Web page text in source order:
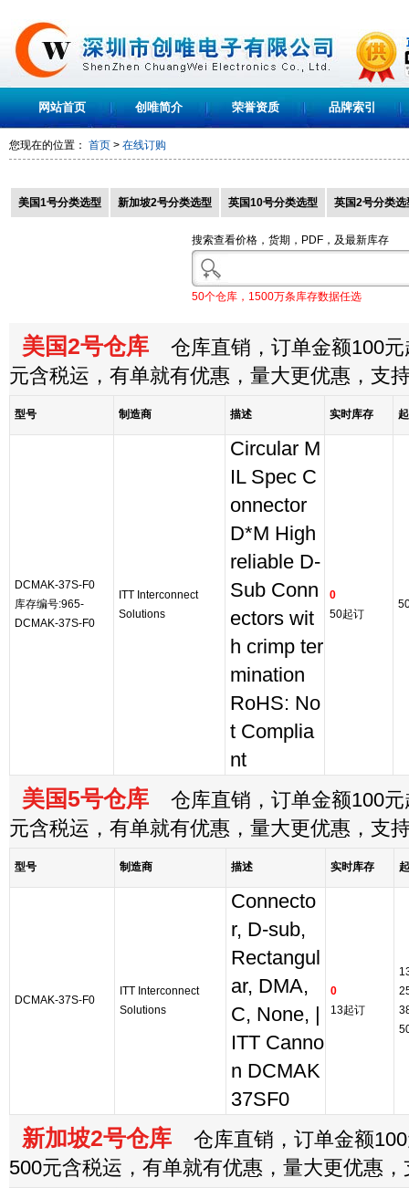
网站首页 创唯简介 荣誉资质 品牌索引
您现在的位置： 首页 > 在线订购
美国1号分类选型 新加坡2号分类选型 英国10号分类选型 英国2号分类选
搜索查看价格，货期，PDF，及最新库存
50个仓库，1500万条库存数据任选
美国2号仓库 仓库直销，订单金额100元
元含税运，有单就有优惠，量大更优惠，支
型号 制造商 描述 实时库存
DCMAK-37S-F0
库存编号:965-
DCMAK-37S-F0
ITT Interconnect
Solutions
Circular M
IL Spec C
onnector
D*M High
reliable D-
Sub Conn
ectors wit
h crimp ter
mination
RoHS: No
t Complia
nt
0
50起订
美国5号仓库 仓库直销，订单金额100元
元含税运，有单就有优惠，量大更优惠，支
型号 制造商 描述 实时库存
DCMAK-37S-F0
ITT Interconnect
Solutions
Connecto
r, D-sub,
Rectangul
ar, DMA,
C, None, |
ITT Canno
n DCMAK
37SF0
0
13起订
新加坡2号仓库 仓库直销，订单金额
500元含税运，有单就有优惠，量大更优惠